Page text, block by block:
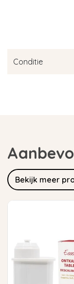
Conditie
Bekijk meer